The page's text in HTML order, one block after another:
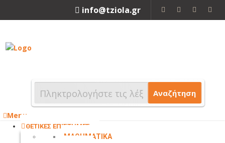
info@tziola.gr
Αναζήτηση
Menu
ΘΕΤΙΚΕΣ ΕΠΙΣΤΗΜΕΣ
ΜΑΘΗΜΑΤΙΚΑ